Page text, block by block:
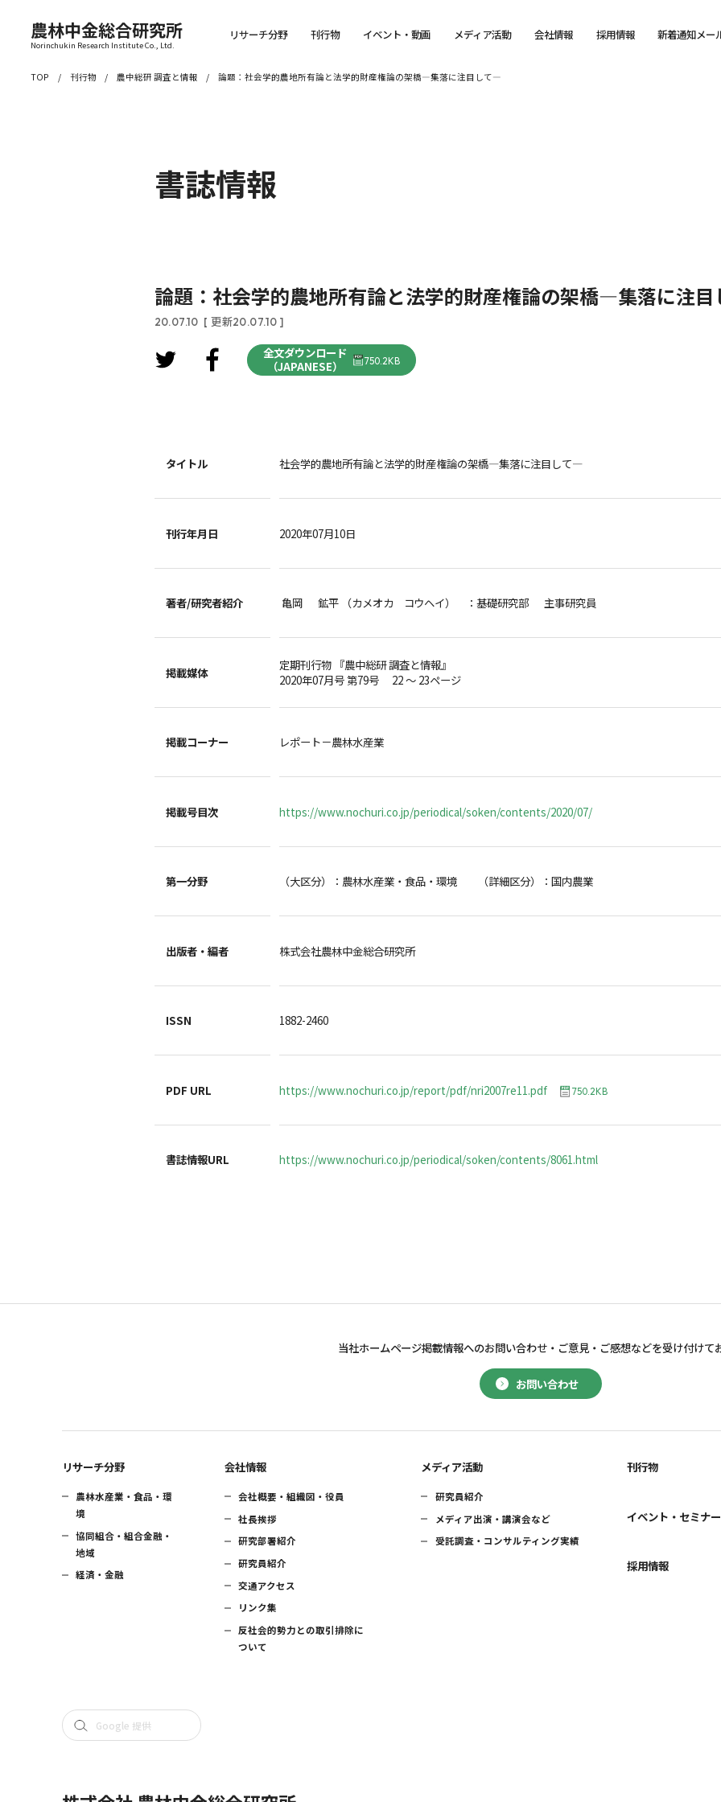
農林中金総合研究所
Norinchukin Research Institute Co., Ltd.
リサーチ分野 刊行物 イベント・動画 メディア活動 会社情報 採用情報 新着通知メー
TOP 刊行物 農中総研 調査と情報 論題：社会学的農地所有論と法学的財産権論の架橋―集落に注目して―
書誌情報
論題：社会学的農地所有論と法学的財産権論の架橋―集落に注
20.07.10 [ 更新20.07.10 ]
全文ダウンロード
（JAPANESE）
750.2KB
タイトル 社会学的農地所有論と法学的財産権論の架橋―集落に注目して―
刊行年月日 2020年07月10日
著者/研究者紹介 亀岡 鉱平 （カメオカ コウヘイ） ：基礎研究部 主事研究員
掲載媒体
定期刊行物 『農中総研 調査と情報』
2020年07月号 第79号 22 ～ 23ページ
掲載コーナー レポート－農林水産業
掲載号目次 https://www.nochuri.co.jp/periodical/soken/contents/2020/07/
第一分野 （大区分）：農林水産業・食品・環境 （詳細区分）：国内農業
出版者・編者 株式会社農林中金総合研究所
ISSN 1882-2460
PDF URL https://www.nochuri.co.jp/report/pdf/nri2007re11.pdf 750.2KB
書誌情報URL https://www.nochuri.co.jp/periodical/soken/contents/8061.html
お問い合わせ
当社ホームページ掲載情報へのお問い合わせ・ ご意見・ご感想などを受け付けて
リサーチ分野
農林水産業・食品・環
境
協同組合・組合金融・
地域
経済・金融
会社情報
会社概要・組織図・役員
社長挨拶
研究部署紹介
研究員紹介
交通アクセス
リンク集
反社会的勢力との取引排除に
ついて
メディア活動
研究員紹介
メディア出演・講演会など
受託調査・コンサルティング実績
刊行物
イベント・セミナー
採用情報